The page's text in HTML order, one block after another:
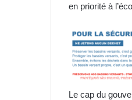
en priorité à
Le cap du